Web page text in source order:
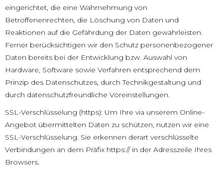
eingerichtet, die eine Wahrnehmung von
Betroffenenrechten, die Löschung von Daten und
Reaktionen auf die Gefährdung der Daten gewährleisten.
Ferner berücksichtigen wir den Schutz personenbezogener
Daten bereits bei der Entwicklung bzw. Auswahl von
Hardware, Software sowie Verfahren entsprechend dem
Prinzip des Datenschutzes, durch Technikgestaltung und
durch datenschutzfreundliche Voreinstellungen.
SSL-Verschlüsselung (https): Um Ihre via unserem Online-
Angebot übermittelten Daten zu schützen, nutzen wir eine
SSL-Verschlüsselung. Sie erkennen derart verschlüsselte
Verbindungen an dem Präfix https:// in der Adresszeile Ihres
Browsers.